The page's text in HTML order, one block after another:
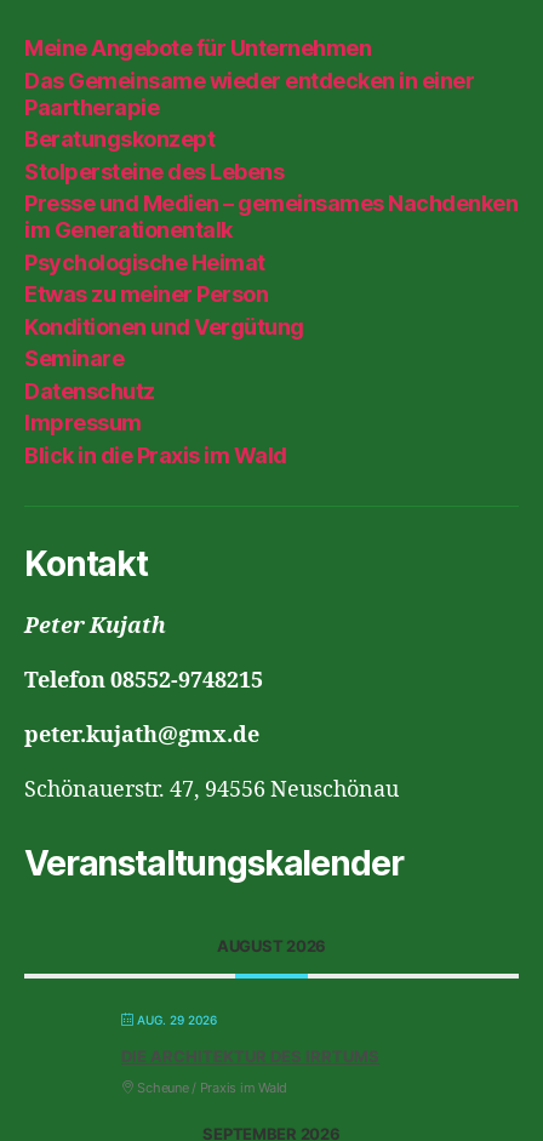
Meine Angebote für Unternehmen
Das Gemeinsame wieder entdecken in einer
Paartherapie
Beratungskonzept
Stolpersteine des Lebens
Presse und Medien – gemeinsames Nachdenken
im Generationentalk
Psychologische Heimat
Etwas zu meiner Person
Konditionen und Vergütung
Seminare
Datenschutz
Impressum
Blick in die Praxis im Wald
Kontakt
Peter Kujath
Telefon 08552-9748215
peter.kujath@gmx.de
Schönauerstr. 47, 94556 Neuschönau
Veranstaltungskalender
AUGUST 2026
AUG. 29 2026
DIE ARCHITEKTUR DES IRRTUMS
Scheune / Praxis im Wald
SEPTEMBER 2026